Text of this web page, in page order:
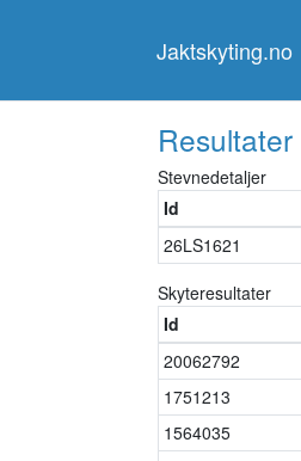
Jaktskyting.no
Resultater
Stevnedetaljer
Id
26LS1621
Skyteresultater
Id
20062792
1751213
1564035